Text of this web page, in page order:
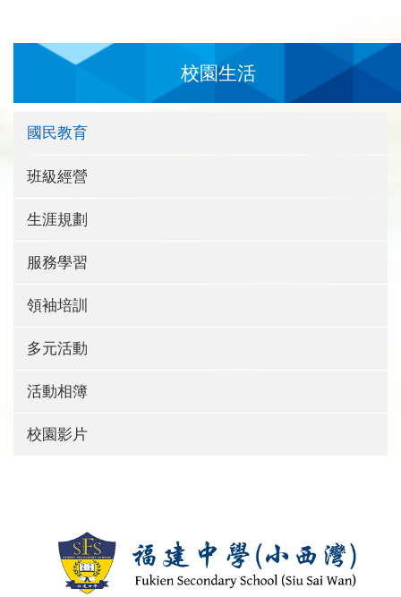
校園生活
國民教育
班級經營
生涯規劃
服務學習
領袖培訓
多元活動
活動相簿
校園影片